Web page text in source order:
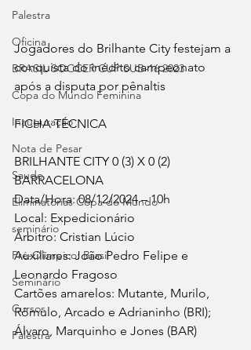
Palestra
Oficina
BRASIL SOCCER CUP SUB-16 2023
Copa do Mundo Feminina
Inauguração
Nota de Pesar
Saude
Eliminatórias Copa do Mundo
seminário
Pré-Olímpico: Brasil
Seminário
Cursos
Palestra
Jogadores do Brilhante City festejam a
conquista do inédito campeonato
após a disputa por pênaltis
FICHA TÉCNICA
BRILHANTE CITY 0 (3) X 0 (2)
BARRACELONA
Data/Hora: 08/12/2024 – 10h
Local: Expedicionário
Árbitro: Cristian Lúcio
Auxiliares: João Pedro Felipe e
Leonardo Fragoso
Cartões amarelos: Mutante, Murilo,
Rômulo, Arcado e Adrianinho (BRI);
Álvaro, Marquinho e Jones (BAR)